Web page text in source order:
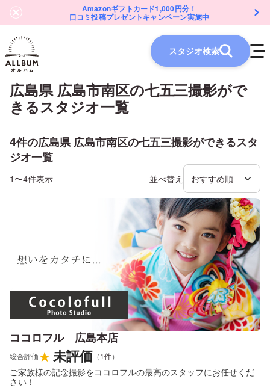
Amazonギフトカード1,000円分！
口コミ投稿プレゼントキャンペーン実施中
スタジオ検索
広島県 広島市南区の七五三撮影がで
きるスタジオ一覧
4件の広島県 広島市南区の七五三撮影ができるスタ
ジオ一覧
1〜4件表示 並べ替え
ココロフル 広島本店
総合評価★未評価 （1件）
ご家族様の記念撮影をココロフルの最高のスタッフにお任せくだ
さい！